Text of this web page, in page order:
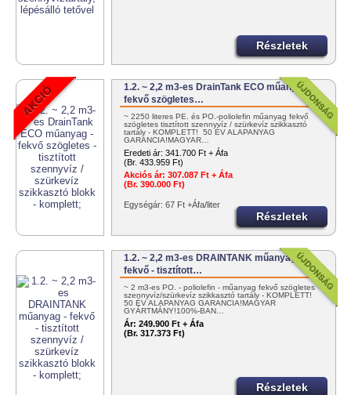
Részletek
1.2. ~ 2,2 m3-es DrainTank ECO műanyag -
fekvő szögletes…
~ 2250 literes PE. és PO.-poliolefin műanyag fekvő
szögletes tisztított szennyvíz / szürkevíz szikkasztó
tartály - KOMPLETT! 50 ÉV ALAPANYAG
GARANCIA!MAGYAR…
Eredeti ár: 341.700 Ft + Áfa
(Br. 433.959 Ft)
Akciós ár: 307.087 Ft + Áfa
(Br. 390.000 Ft)
Egységár: 67 Ft +Áfa/liter
Részletek
1.2. ~ 2,2 m3-es DRAINTANK műanyag -
fekvő - tisztított…
~ 2 m3-es PO. - poliolefin - műanyag fekvő szögletes
szennyvíz/szürkevíz szikkasztó tartály - KOMPLETT!
50 ÉV ALAPANYAG GARANCIA!MAGYAR
GYÁRTMÁNY!100%-BAN…
Ár: 249.900 Ft + Áfa
(Br. 317.373 Ft)
Részletek